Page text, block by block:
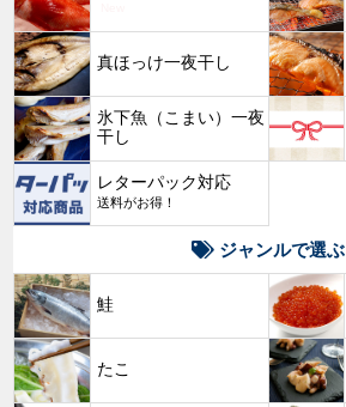
真ほっけ一夜干し
氷下魚（こまい）一夜
干し
レターパック対応
送料がお得！
ジャンルで選ぶ
鮭
たこ